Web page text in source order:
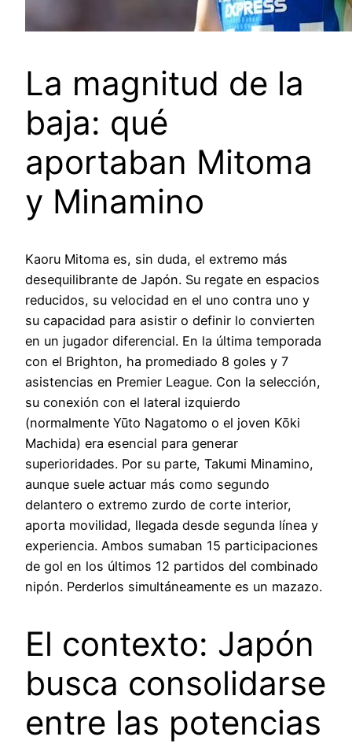
La magnitud de la
baja: qué
aportaban Mitoma
y Minamino
Kaoru Mitoma es, sin duda, el extremo más
desequilibrante de Japón. Su regate en espacios
reducidos, su velocidad en el uno contra uno y
su capacidad para asistir o definir lo convierten
en un jugador diferencial. En la última temporada
con el Brighton, ha promediado 8 goles y 7
asistencias en Premier League. Con la selección,
su conexión con el lateral izquierdo
(normalmente Yūto Nagatomo o el joven Kōki
Machida) era esencial para generar
superioridades. Por su parte, Takumi Minamino,
aunque suele actuar más como segundo
delantero o extremo zurdo de corte interior,
aporta movilidad, llegada desde segunda línea y
experiencia. Ambos sumaban 15 participaciones
de gol en los últimos 12 partidos del combinado
nipón. Perderlos simultáneamente es un mazazo.
El contexto: Japón
busca consolidarse
entre las potencias